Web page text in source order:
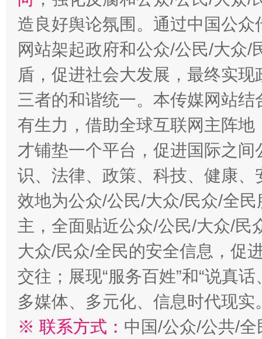
造良好舆论氛围。通过中国公
网站架起政府和公众/公民/大众
盾，促进社会大发展，最终实
三者的和谐统一。本传媒网站
有生力，借助全球互联网主阵
才铺垫一个平台，促进国际之
识、法律、政策、科技、健康
效地为公众/公民/大众/民众/全
主，全面贴近公众/公民/大众/民
大众/民众/全民的安全信息，促
交往；展现“服务百姓”和“说真
多媒体、多元化、信息时代现实
※ 联系方式： 中国/公众/公共/